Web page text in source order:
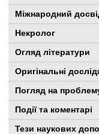
Міжнародний
Некролог
Огляд літератури
Оригінальні
Погляд на
Події та коментарі
Тези наукових